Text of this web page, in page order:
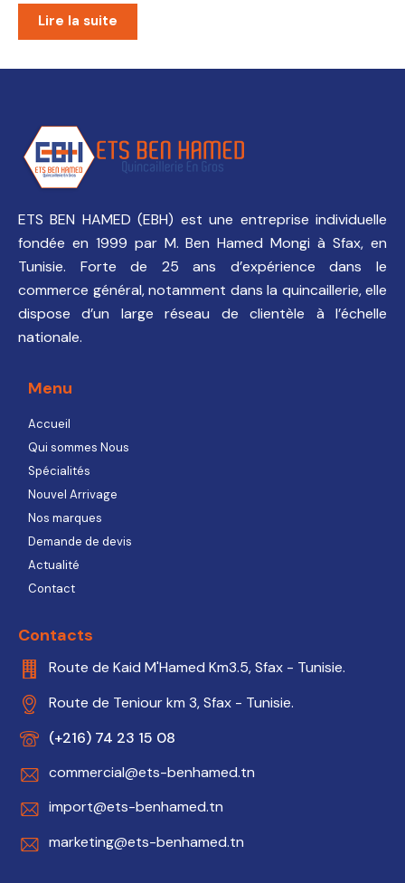
Lire la suite
ETS BEN HAMED (EBH) est une entreprise individuelle
fondée en 1999 par M. Ben Hamed Mongi à Sfax, en
Tunisie. Forte de 25 ans d’expérience dans le
commerce général, notamment dans la quincaillerie, elle
dispose d’un large réseau de clientèle à l’échelle
nationale.
Menu
Accueil
Qui sommes Nous
Spécialités
Nouvel Arrivage
Nos marques
Demande de devis
Actualité
Contact
Contacts
Route de Kaid M'Hamed Km3.5, Sfax - Tunisie.
Route de Teniour km 3, Sfax - Tunisie.
(+216) 74 23 15 08
commercial@ets-benhamed.tn
import@ets-benhamed.tn
marketing@ets-benhamed.tn